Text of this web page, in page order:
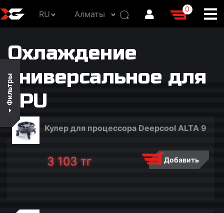
RU Алматы
0
Фильтры
В наличии
По цене
По названию
ДИАПАЗОН ЦЕН
Охлаждение
универсальное для
CPU
Кулер для процессора Deepcool ALTA 9
Добавить
3 103 тг